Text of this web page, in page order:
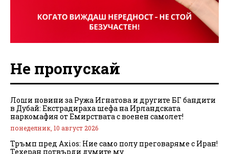
Не пропускай
Лоши новини за Ружа Игнатова и другите БГ бандити
в Дубай: Екстрадираха шефа на Ирландската
наркомафия от Емирствата с военен самолет!
понеделник, 10 август 2026
Тръмп пред Axios: Ние само полу преговаряме с Иран!
Техеран потвърди думите му